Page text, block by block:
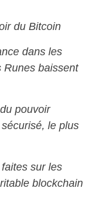
du Bitcoin
dans les
Runes baissent
pouvoir
le plus
sur les
blockchain